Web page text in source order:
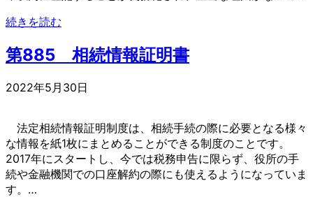
続きを読む
第885 相続情報証明書
2022年5月30日
法定相続情報証明制度は、相続手続の際に必要となる様々
な情報を紙1枚にまとめることができる制度のことです。
2017年にスタートし、今では税務申告に限らず、役所の手
続や金融機関での口座解約の際にも使えるようになっていま
す。…